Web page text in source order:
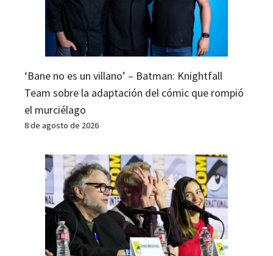
‘Bane no es un villano’ – Batman: Knightfall
Team sobre la adaptación del cómic que rompió
el murciélago
8 de agosto de 2026